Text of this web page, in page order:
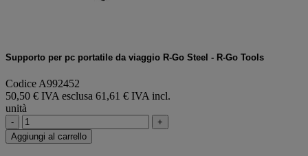
Supporto per pc portatile da viaggio R-Go Steel - R-Go Tools
Codice A992452
50,50 € IVA esclusa 61,61 € IVA incl.
unità
-
+
Aggiungi al carrello